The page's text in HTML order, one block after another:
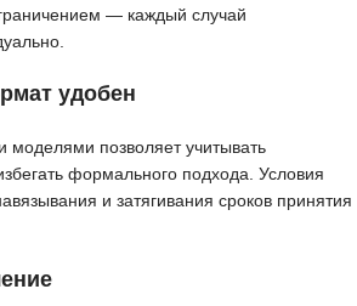
— каждый случай
удобен
позволяет учитывать
формального подхода. Условия
и затягивания сроков принятия